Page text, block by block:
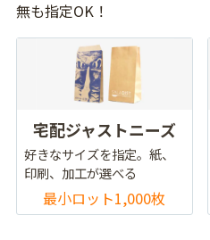
無も指定OK！
宅配ジャストニーズ
好きなサイズを指定。紙、
印刷、加工が選べる
最小ロット1,000枚